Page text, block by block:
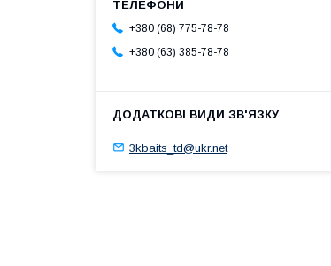
+380 (68) 775-78-78
+380 (63) 385-78-78
3kbaits_td@ukr.net